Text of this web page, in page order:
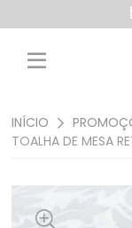
INÍCIO
TOALHA DE MESA